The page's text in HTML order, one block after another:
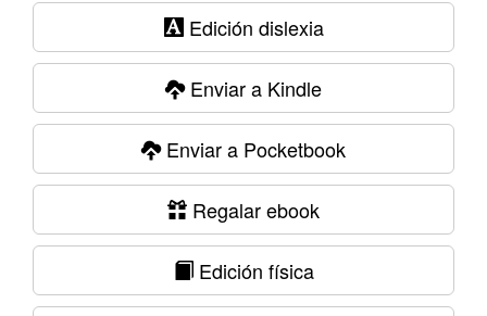
Edición dislexia
Enviar a Kindle
Enviar a Pocketbook
Regalar ebook
Edición física